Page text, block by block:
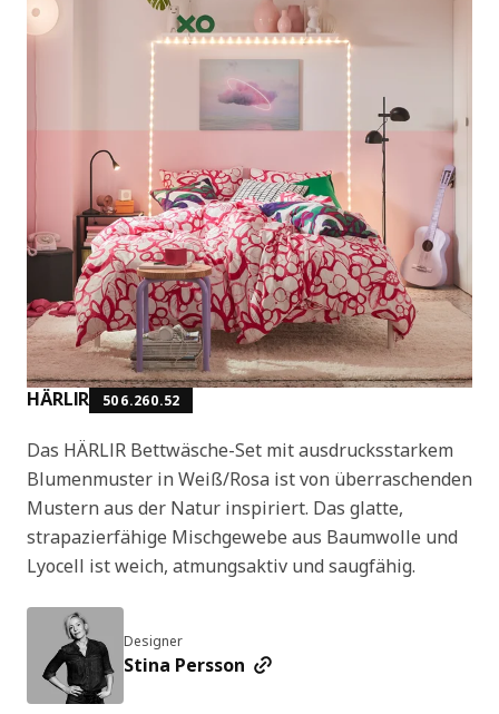
HÄRLIR 506.260.52
Das HÄRLIR Bettwäsche-Set mit ausdrucksstarkem
Blumenmuster in Weiß/Rosa ist von überraschenden
Mustern aus der Natur inspiriert. Das glatte,
strapazierfähige Mischgewebe aus Baumwolle und
Lyocell ist weich, atmungsaktiv und saugfähig.
Designer
Stina Persson